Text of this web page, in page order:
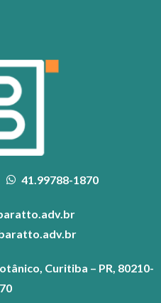
41.99788-1870
Curitiba – PR, 80210-